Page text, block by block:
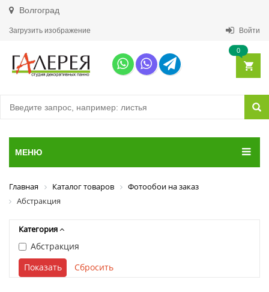
Волгоград
Загрузить изображение Войти
0
МЕНЮ
Главная Каталог товаров
Фотообои на заказ
Абстракция
Категория
Абстракция